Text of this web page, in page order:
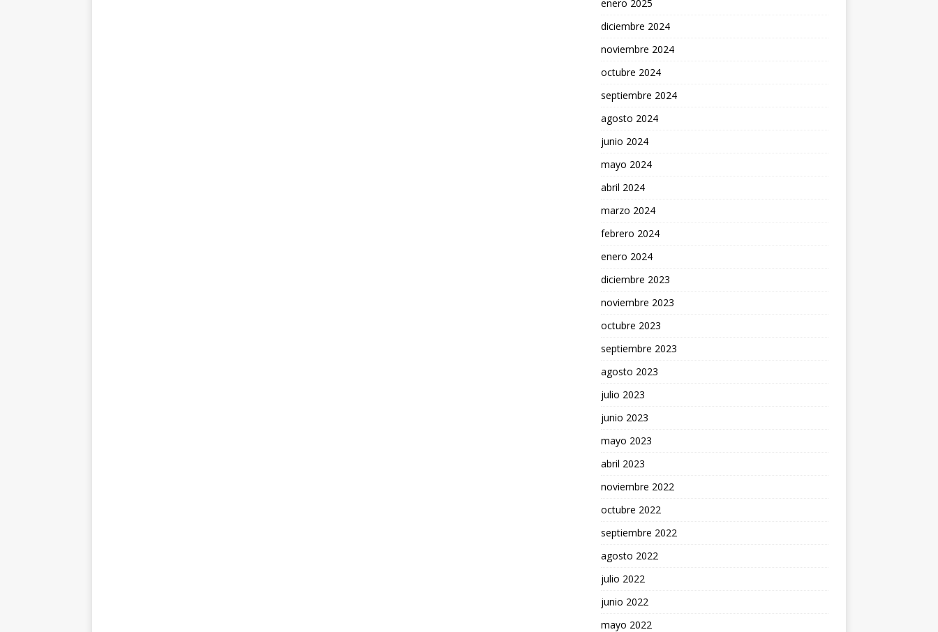
enero 2025
diciembre 2024
noviembre 2024
octubre 2024
septiembre 2024
agosto 2024
junio 2024
mayo 2024
abril 2024
marzo 2024
febrero 2024
enero 2024
diciembre 2023
noviembre 2023
octubre 2023
septiembre 2023
agosto 2023
julio 2023
junio 2023
mayo 2023
abril 2023
noviembre 2022
octubre 2022
septiembre 2022
agosto 2022
julio 2022
junio 2022
mayo 2022